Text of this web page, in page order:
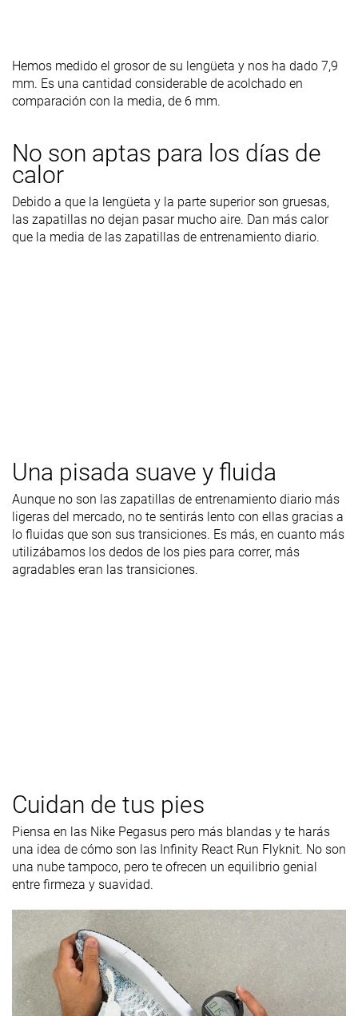
Hemos medido el grosor de su lengüeta y nos ha dado 7,9
mm. Es una cantidad considerable de acolchado en
comparación con la media, de 6 mm.
No son aptas para los días de
calor
Debido a que la lengüeta y la parte superior son gruesas,
las zapatillas no dejan pasar mucho aire. Dan más calor
que la media de las zapatillas de entrenamiento diario.
Una pisada suave y fluida
Aunque no son las zapatillas de entrenamiento diario más
ligeras del mercado, no te sentirás lento con ellas gracias a
lo fluidas que son sus transiciones. Es más, en cuanto más
utilizábamos los dedos de los pies para correr, más
agradables eran las transiciones.
Cuidan de tus pies
Piensa en las Nike Pegasus pero más blandas y te harás
una idea de cómo son las Infinity React Run Flyknit. No son
una nube tampoco, pero te ofrecen un equilibrio genial
entre firmeza y suavidad.